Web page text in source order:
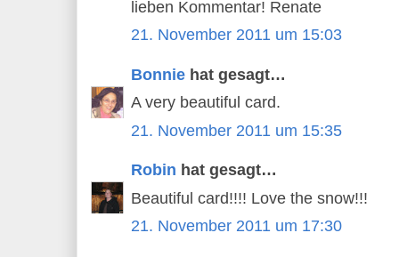
lieben Kommentar! Renate
21. November 2011 um 15:03
Bonnie hat gesagt…
A very beautiful card.
21. November 2011 um 15:35
Robin hat gesagt…
Beautiful card!!!! Love the snow!!!
21. November 2011 um 17:30